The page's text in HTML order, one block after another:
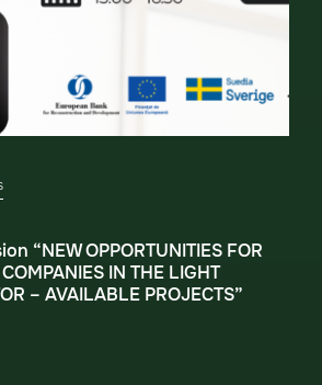
“NEW OPPORTUNITIES FOR
IN THE LIGHT
– AVAILABLE PROJECTS”